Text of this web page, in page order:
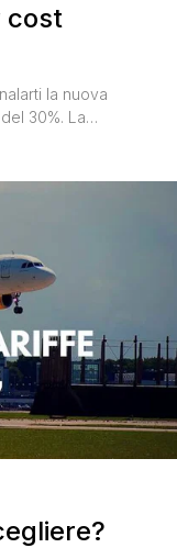
cost
la nuova
30%. La
date, per